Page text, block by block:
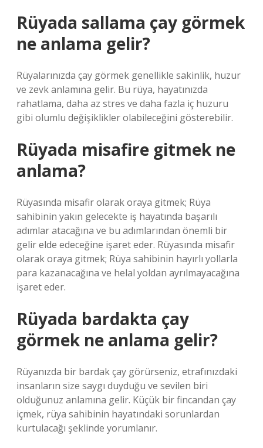
Rüyada sallama çay görmek
ne anlama gelir?
Rüyalarınızda çay görmek genellikle sakinlik, huzur
ve zevk anlamına gelir. Bu rüya, hayatınızda
rahatlama, daha az stres ve daha fazla iç huzuru
gibi olumlu değişiklikler olabileceğini gösterebilir.
Rüyada misafire gitmek ne
anlama?
Rüyasında misafir olarak oraya gitmek; Rüya
sahibinin yakın gelecekte iş hayatında başarılı
adımlar atacağına ve bu adımlarından önemli bir
gelir elde edeceğine işaret eder. Rüyasında misafir
olarak oraya gitmek; Rüya sahibinin hayırlı yollarla
para kazanacağına ve helal yoldan ayrılmayacağına
işaret eder.
Rüyada bardakta çay
görmek ne anlama gelir?
Rüyanızda bir bardak çay görürseniz, etrafınızdaki
insanların size saygı duyduğu ve sevilen biri
olduğunuz anlamına gelir. Küçük bir fincandan çay
içmek, rüya sahibinin hayatındaki sorunlardan
kurtulacağı şeklinde yorumlanır.